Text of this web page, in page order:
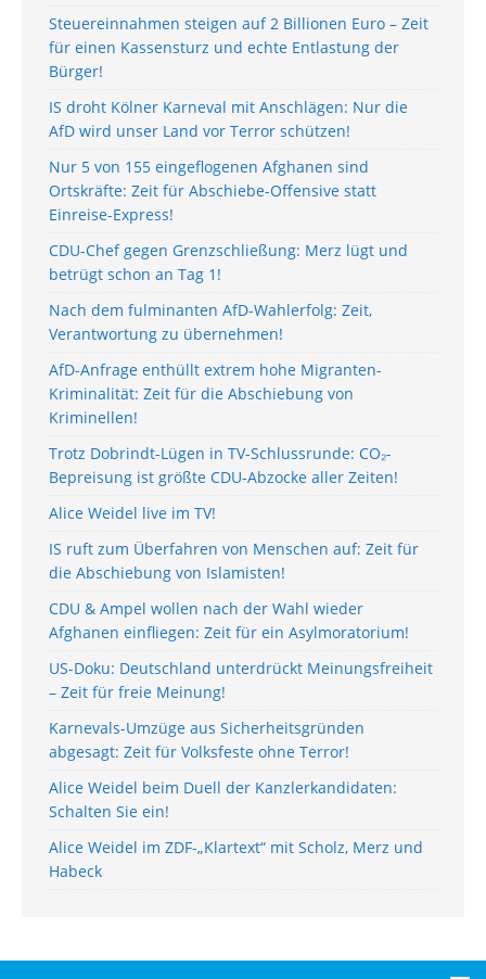
Steuereinnahmen steigen auf 2 Billionen Euro – Zeit
für einen Kassensturz und echte Entlastung der
Bürger!
IS droht Kölner Karneval mit Anschlägen: Nur die
AfD wird unser Land vor Terror schützen!
Nur 5 von 155 eingeflogenen Afghanen sind
Ortskräfte: Zeit für Abschiebe-Offensive statt
Einreise-Express!
CDU-Chef gegen Grenzschließung: Merz lügt und
betrügt schon an Tag 1!
Nach dem fulminanten AfD-Wahlerfolg: Zeit,
Verantwortung zu übernehmen!
AfD-Anfrage enthüllt extrem hohe Migranten-
Kriminalität: Zeit für die Abschiebung von
Kriminellen!
Trotz Dobrindt-Lügen in TV-Schlussrunde: CO₂-
Bepreisung ist größte CDU-Abzocke aller Zeiten!
Alice Weidel live im TV!
IS ruft zum Überfahren von Menschen auf: Zeit für
die Abschiebung von Islamisten!
CDU & Ampel wollen nach der Wahl wieder
Afghanen einfliegen: Zeit für ein Asylmoratorium!
US-Doku: Deutschland unterdrückt Meinungsfreiheit
– Zeit für freie Meinung!
Karnevals-Umzüge aus Sicherheitsgründen
abgesagt: Zeit für Volksfeste ohne Terror!
Alice Weidel beim Duell der Kanzlerkandidaten:
Schalten Sie ein!
Alice Weidel im ZDF-„Klartext“ mit Scholz, Merz und
Habeck